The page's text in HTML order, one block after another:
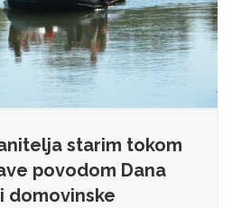
starim tokom
povodom Dana
domovinske